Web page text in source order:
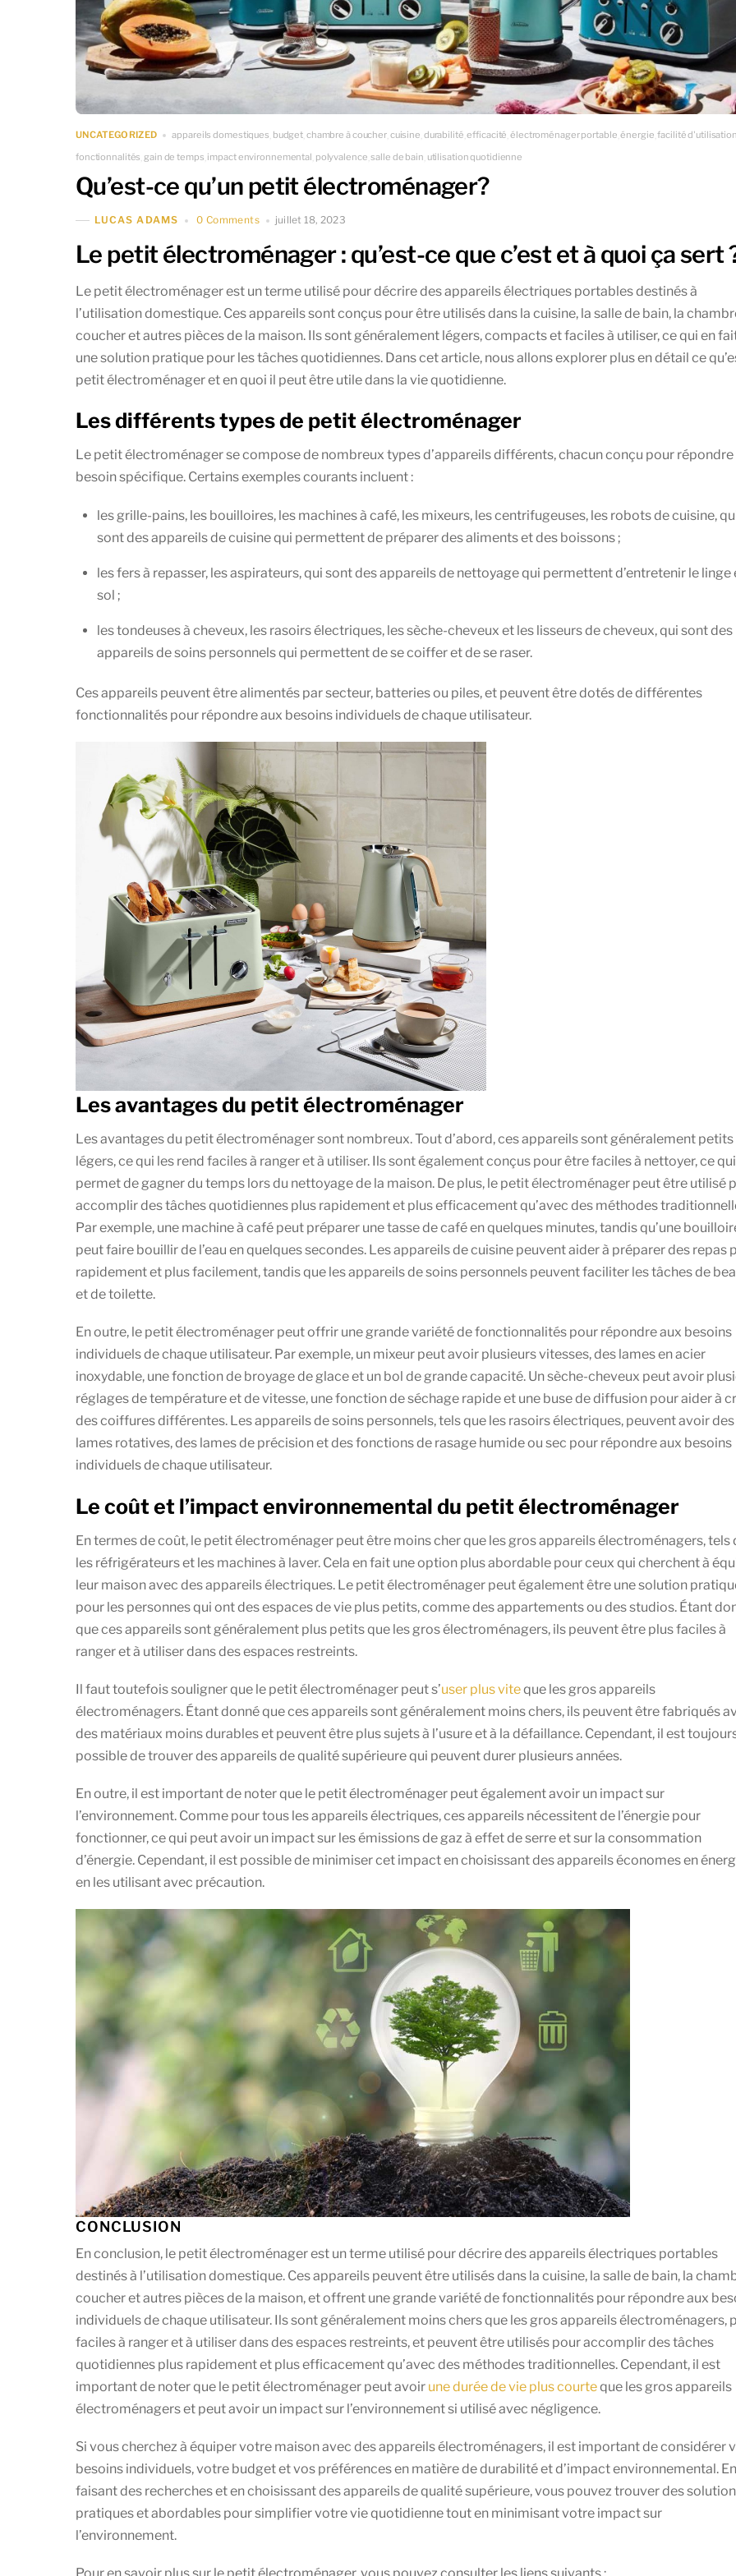
UNCATEGORIZED appareils domestiques budget chambre à coucher cuisine durabilité efficacité électroménager portable énergie facilité d'utilisation
fonctionnalités, gain de temps,impact environnemental, polyvalence,salle de bain, utilisation quotidienne
Qu’est-ce qu’un petit électroménager?
LUCAS ADAMS 0 Comments juillet 18, 2023
Le petit électroménager : qu’est-ce que c’est et à quoi ça sert
Le petit électroménager est un terme utilisé pour décrire des appareils électriques portables destinés à
l’utilisation domestique. Ces appareils sont conçus pour être utilisés dans la cuisine, la salle de bain, la
coucher et autres pièces de la maison. Ils sont généralement légers, compacts et faciles à utiliser, ce qui en
une solution pratique pour les tâches quotidiennes. Dans cet article, nous allons explorer plus en détail ce
petit électroménager et en quoi il peut être utile dans la vie quotidienne.
Les différents types de petit électroménager
Le petit électroménager se compose de nombreux types d’appareils différents, chacun conçu pour répondre
besoin spécifique. Certains exemples courants incluent :
les grille-pains, les bouilloires, les machines à café, les mixeurs, les centrifugeuses, les robots de cuisine,
sont des appareils de cuisine qui permettent de préparer des aliments et des boissons ;
les fers à repasser, les aspirateurs, qui sont des appareils de nettoyage qui permettent d’entretenir le linge
sol ;
les tondeuses à cheveux, les rasoirs électriques, les sèche-cheveux et les lisseurs de cheveux, qui sont des
appareils de soins personnels qui permettent de se coiffer et de se raser.
Ces appareils peuvent être alimentés par secteur, batteries ou piles, et peuvent être dotés de différentes
fonctionnalités pour répondre aux besoins individuels de chaque utilisateur.
Les avantages du petit électroménager
Les avantages du petit électroménager sont nombreux. Tout d’abord, ces appareils sont généralement petits
légers, ce qui les rend faciles à ranger et à utiliser. Ils sont également conçus pour être faciles à nettoyer, ce qui
permet de gagner du temps lors du nettoyage de la maison. De plus, le petit électroménager peut être utilisé
accomplir des tâches quotidiennes plus rapidement et plus efficacement qu’avec des méthodes
Par exemple, une machine à café peut préparer une tasse de café en quelques minutes, tandis qu’une
peut faire bouillir de l’eau en quelques secondes. Les appareils de cuisine peuvent aider à préparer des repas
rapidement et plus facilement, tandis que les appareils de soins personnels peuvent faciliter les tâches de
et de toilette.
En outre, le petit électroménager peut offrir une grande variété de fonctionnalités pour répondre aux besoins
individuels de chaque utilisateur. Par exemple, un mixeur peut avoir plusieurs vitesses, des lames en acier
inoxydable, une fonction de broyage de glace et un bol de grande capacité. Un sèche-cheveux peut avoir
réglages de température et de vitesse, une fonction de séchage rapide et une buse de diffusion pour aider à
des coiffures différentes. Les appareils de soins personnels, tels que les rasoirs électriques, peuvent avoir des
lames rotatives, des lames de précision et des fonctions de rasage humide ou sec pour répondre aux besoins
individuels de chaque utilisateur.
Le coût et l’impact environnemental du petit électroménager
En termes de coût, le petit électroménager peut être moins cher que les gros appareils électroménagers, tels
les réfrigérateurs et les machines à laver. Cela en fait une option plus abordable pour ceux qui cherchent à
leur maison avec des appareils électriques. Le petit électroménager peut également être une solution
pour les personnes qui ont des espaces de vie plus petits, comme des appartements ou des studios. Étant
que ces appareils sont généralement plus petits que les gros électroménagers, ils peuvent être plus faciles à
ranger et à utiliser dans des espaces restreints.
Il faut toutefois souligner que le petit électroménager peut s’user plus viteque les gros appareils
électroménagers. Étant donné que ces appareils sont généralement moins chers, ils peuvent être fabriqués
des matériaux moins durables et peuvent être plus sujets à l’usure et à la défaillance. Cependant, il est
possible de trouver des appareils de qualité supérieure qui peuvent durer plusieurs années.
En outre, il est important de noter que le petit électroménager peut également avoir un impact sur
l’environnement. Comme pour tous les appareils électriques, ces appareils nécessitent de l’énergie pour
fonctionner, ce qui peut avoir un impact sur les émissions de gaz à effet de serre et sur la consommation
d’énergie. Cependant, il est possible de minimiser cet impact en choisissant des appareils économes en
en les utilisant avec précaution.
CONCLUSION
En conclusion, le petit électroménager est un terme utilisé pour décrire des appareils électriques portables
destinés à l’utilisation domestique. Ces appareils peuvent être utilisés dans la cuisine, la salle de bain, la
coucher et autres pièces de la maison, et offrent une grande variété de fonctionnalités pour répondre aux
individuels de chaque utilisateur. Ils sont généralement moins chers que les gros appareils électroménagers,
faciles à ranger et à utiliser dans des espaces restreints, et peuvent être utilisés pour accomplir des tâches
quotidiennes plus rapidement et plus efficacement qu’avec des méthodes traditionnelles. Cependant, il est
important de noter que le petit électroménager peut avoir une durée de vie plus courteque les gros appareils
électroménagers et peut avoir un impact sur l’environnement si utilisé avec négligence.
Si vous cherchez à équiper votre maison avec des appareils électroménagers, il est important de considérer
besoins individuels, votre budget et vos préférences en matière de durabilité et d’impact environnemental. En
faisant des recherches et en choisissant des appareils de qualité supérieure, vous pouvez trouver des
pratiques et abordables pour simplifier votre vie quotidienne tout en minimisant votre impact sur
l’environnement.